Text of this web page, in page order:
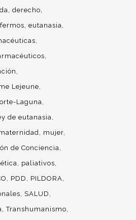
derecho
eutanasia
Lejeune
Laguna
de eutanasia
mujer
de Conciencia
paliativos
PDD
PILDORA
SALUD
Transhumanismo